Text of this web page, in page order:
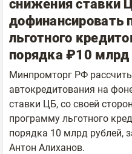
снижения ставки
дофинансировать
льготного
порядка ₽10
Минпромторг РФ
автокредитования на
ставки ЦБ, со своей
программу льготного
порядка 10 млрд рублей,
Антон Алиханов.